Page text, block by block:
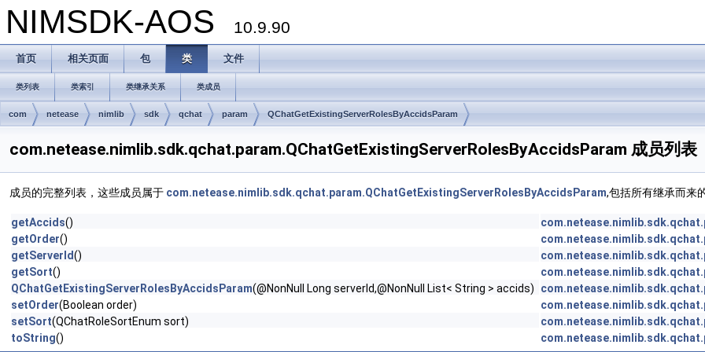
NIMSDK-AOS 10.9.90
首页 相关页面 包 类 文件
类列表 类索引 类继承关系 类成员
com netease nimlib sdk qchat param QChatGetExistingServerRolesByAccidsParam
com.netease.nimlib.sdk.qchat.param.QChatGetExistingServerRolesByAccidsParam 成员列表
成员的完整列表，这些成员属于 com.netease.nimlib.sdk.qchat.param.QChatGetExistingServerRolesByAccidsParam,包括所有继承而来
getAccids()
getOrder()
getServerId()
getSort()
QChatGetExistingServerRolesByAccidsParam(@NonNull Long serverId,@NonNull List< String > accids)
setOrder(Boolean order)
setSort(QChatRoleSortEnum sort)
toString()